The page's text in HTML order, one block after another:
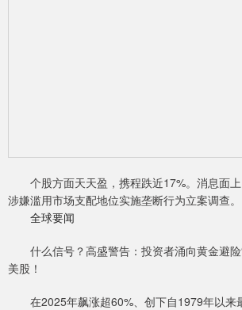
个股方面天天盈，携程跌近17%。消息面上
涉嫌滥用市场支配地位实施垄断行为立案调查。
全球要闻
什么信号？高盛警告：投资者涌向黄金避险
美股！
在2025年飙涨超60%、创下自1979年以来